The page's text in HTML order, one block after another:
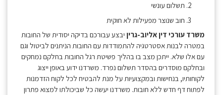
תשלום עונשי
חוב שנוצר מפעילות לא חוקית
משרד עורכי דין אליוב-גרין יבצע עבורכם בדיקה יסודית של החובות
במטרה לבנות אסטרטגיה להתמודדות עם החובות הניתנים לביטול וגם
עם אלו שלא. ייתכן מצב בו בהליך פשיטת רגל החובות בחלקם נמחקים
ובחלקם מוסדרים בהסדר תשלום נפרד. משרדנו ידוע באופן ייצוג
לקוחותיו, בנחישות ובמקצועיות על מנת להבטיח לכל לקוח הזדמנות
לפתוח דף חדש ללא חובות. משרדנו יעשה כל שביכולתו למצוא פתרון